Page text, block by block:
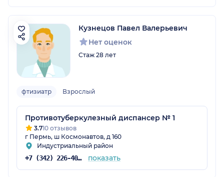
Кузнецов Павел Валерьевич
Нет оценок
Стаж 28 лет
фтизиатр Взрослый
Противотуберкулезный диспансер № 1
3.710 отзывов
г Пермь, ш Космонавтов, д 160
Индустриальный район
+7 (342) 226-40-14 показать